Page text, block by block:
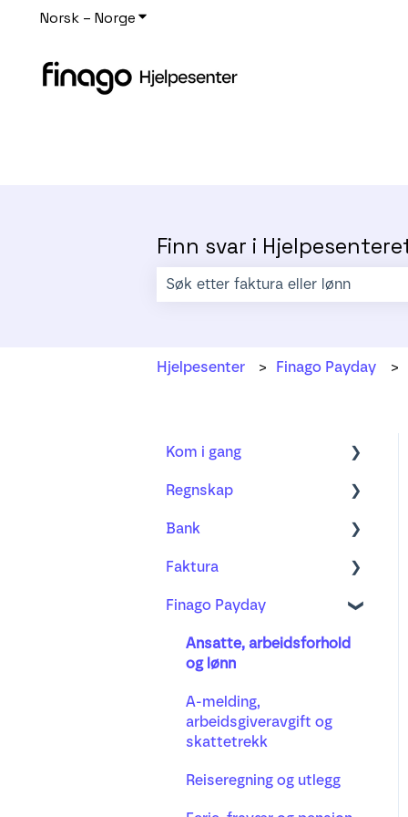
Norsk – NorgeVis undermeny for oversettelser
Finn svar i
Hjelpesenter Finago Payday
Kom i gang
Regnskap
Fakturering
Bank
Prosjekt
Lønn
Regnskap
Kom i gang med ny
mobilappen
Automatisering av
bilagsflyt
Hurtigtaster og effektiv
Bank
Bankintegrasjon og
Betalinger
Faktura
Ordre
Faktura
Purring og inkasso
Finago Payday
Ansatte, arbeidsforhold
og lønn
A-melding,
arbeidsgiveravgift og
skattetrekk
Reiseregning og utlegg